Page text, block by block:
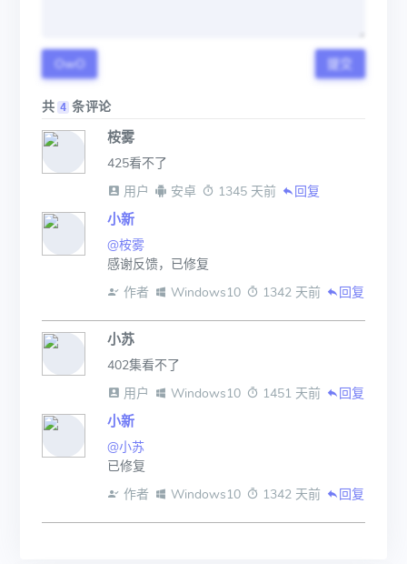
OwO 提交
共 4 条评论
桉雾
425看不了
用户
安卓 1345 天前 回复
小新
@桉雾
感谢反馈，已修复
作者
Windows10 1342 天前 回复
小苏
402集看不了
用户
Windows10 1451 天前 回复
小新
@小苏
已修复
作者
Windows10 1342 天前 回复